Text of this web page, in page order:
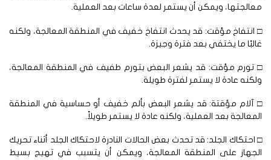
ويمكن أن يستمر لعدة ساعات بعد العملية.
انتفاخ مؤقت: قد يحدث انتفاخ خفيف في المنطقة المعالجة، ولكنه
ما يختفي بعد فترة وجيزة.
تورم مؤقت: قد يشعر البعض بتورم طفيف في المنطقة المعالجة،
عادة لا يستمر لفترة طويلة.
آلام مؤقتة: قد يشعر البعض بألم خفيف أو حساسية في المنطقة
بعد العملية، ولكنه عادة لا يستمر طويلاً.
احتكاك الجلد: قد تحدث بعض الحالات النادرة لاحتكاك الجلد أثناء تحريك
على المنطقة المعالجة، ويمكن أن يتسبب في تهيج بسيط